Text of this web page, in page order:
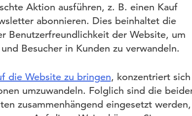
Aktion ausführen, z. B. einen Kauf
abonnieren. Dies beinhaltet die
Benutzerfreundlichkeit der Website, um
Besucher in Kunden zu verwandeln.
die Website zu bringen, konzentriert sich
umzuwandeln. Folglich sind die
zusammenhängend eingesetzt werden,